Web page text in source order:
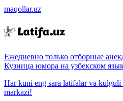
maqollar.uz
Ежедневно только отборные
Кузница юмора на узбекском
Har kuni eng sara latifalar va
markazi!